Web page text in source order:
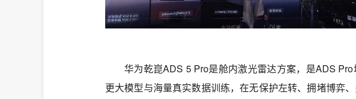
华为乾崑ADS 5 Pro是舱内激光雷达方案，是ADS
更大模型与海量真实数据训练，在‌无保护左转、拥堵博弈